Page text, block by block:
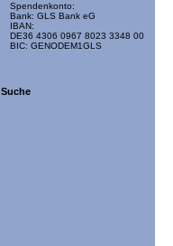
Spendenkonto:
Bank: GLS Bank eG
IBAN:
DE36 4306 0967 8023 3348 00
BIC: GENODEM1GLS
Suche